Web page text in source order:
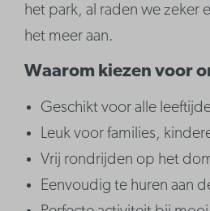
het park, al raden we zeker
het meer aan.
Waarom kiezen voor
Geschikt voor alle
Leuk voor families,
Vrij rondrijden op het
Eenvoudig te huren aan